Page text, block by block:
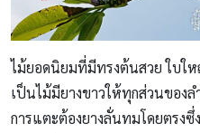
ไม้ยอดนิยมที่มีทรงต้นสวย ใบใ
เป็นไม้มียางขาวให้ทุกส่วนของล
การแตะต้องยางลั่นทมโดยตรง